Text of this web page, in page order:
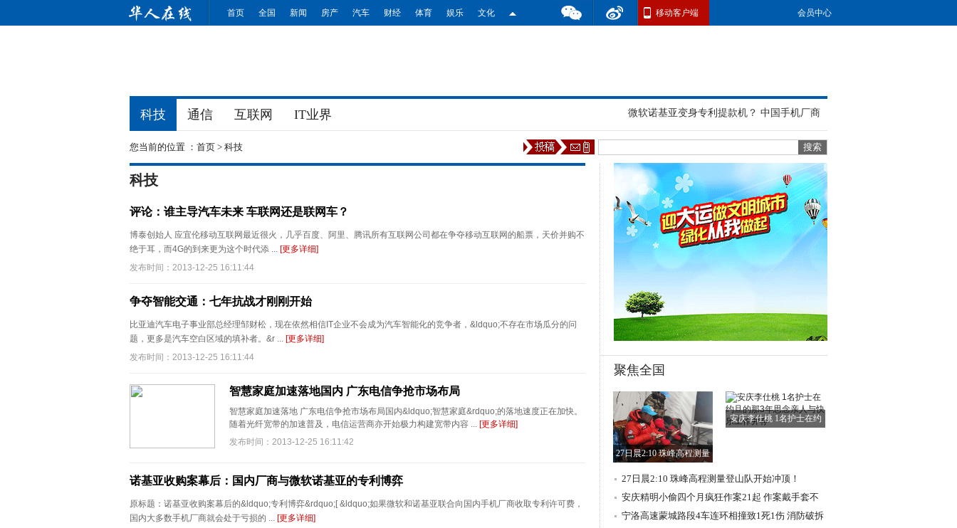
首页 全国 新闻 房产 汽车 财经 体育 娱乐 文化 移动客户端 会员中心
科技 通信 互联网 IT业界
微软诺基亚变身专利提款机？ 中国手机厂商
台最大电信运营商高层变动：董事长将退休
三星Galaxy S4存在重大安全漏洞 或导通讯
老员工从优酷离职：股票期权黄粱一梦 内部
三星回应S4 漏洞称正在调查 业内称智能手
您当前的位置 ： 首页 > 科技
科技
评论：谁主导汽车未来 车联网还是联网车？
博泰创始人 应宜伦移动互联网最近很火，几乎百度、阿里、腾讯所有互联网公司都在争夺移动互联网的船票，天价并购不
绝于耳，而4G的到来更为这个时代添 ... [更多详细]
发布时间：2013-12-25 16:11:44
争夺智能交通：七年抗战才刚刚开始
比亚迪汽车电子事业部总经理邹财松，现在依然相信IT企业不会成为汽车智能化的竞争者，&ldquo;不存在市场瓜分的问
题，更多是汽车空白区域的填补者。&r ... [更多详细]
发布时间：2013-12-25 16:11:44
智慧家庭加速落地国内 广东电信争抢市场布局
智慧家庭加速落地 广东电信争抢市场布局国内&ldquo;智慧家庭&rdquo;的落地速度正在加快。
随着光纤宽带的加速普及，电信运营商亦开始极力构建宽带内容 ... [更多详细]
发布时间：2013-12-25 16:11:42
诺基亚收购案幕后：国内厂商与微软诺基亚的专利博弈
原标题：诺基亚收购案幕后的&ldquo;专利博弈&rdquo;[ &ldquo;如果微软和诺基亚联合向国内手机厂商收取专利许可费，
国内大多数手机厂商就会处于亏损的 ... [更多详细]
聚焦全国
27日晨2:10 珠峰高程测量
安庆李仕桃 1名护士在约
27日晨2:10 珠峰高程测量登山队开始冲顶！
安庆精明小偷四个月疯狂作案21起 作案戴手套不
留痕迹
宁洛高速蒙城路段4车连环相撞致1死1伤 消防破拆